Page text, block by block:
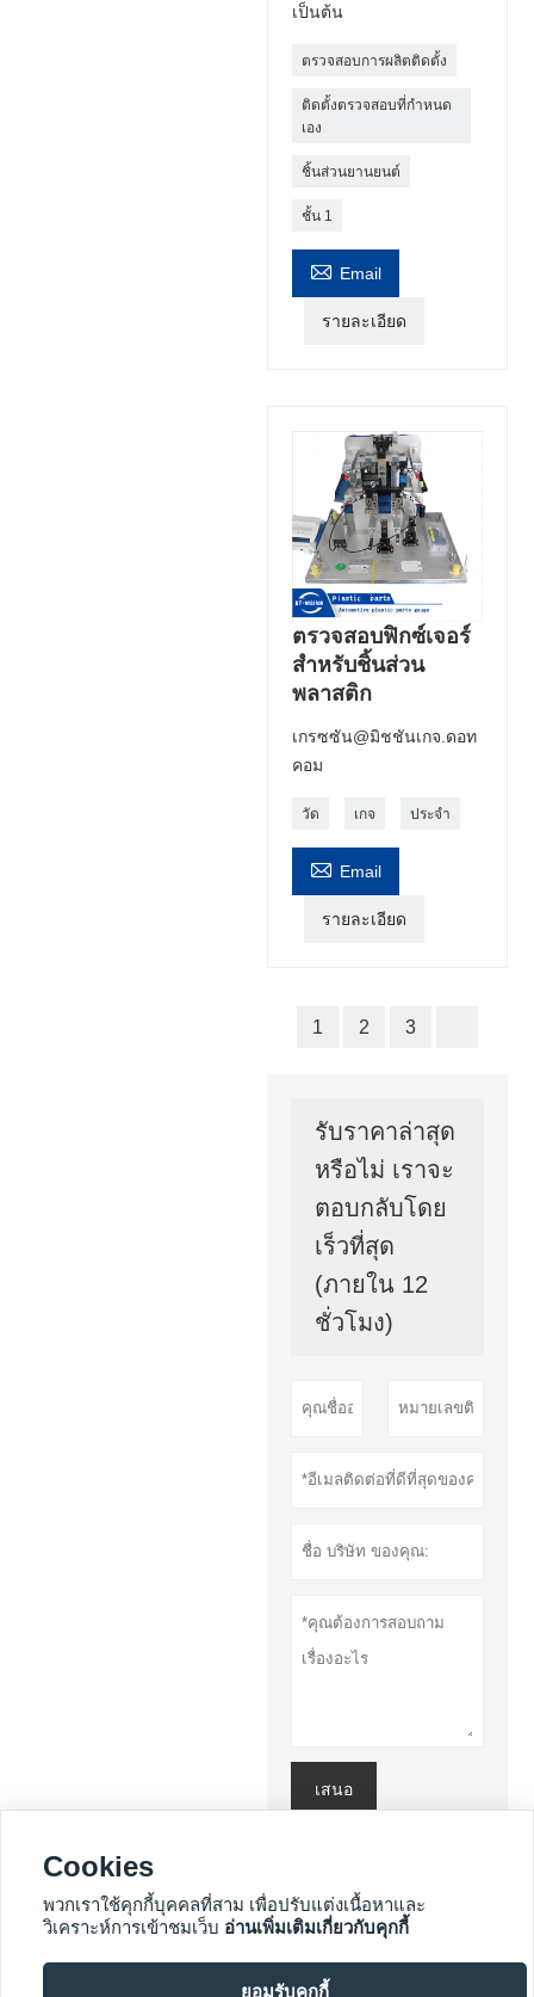
เป็นต้น
ตรวจสอบการผลิตติดตั้ง
ติดตั้งตรวจสอบที่กำหนด
เอง
ชิ้นส่วนยานยนต์
ชั้น 1
 Email
รายละเอียด
ตรวจสอบฟิกซ์เจอร์
สำหรับชิ้นส่วน
พลาสติก
เกรซซัน@มิชชันเกจ.ดอท
คอม
วัด เกจ ประจำ
 Email
รายละเอียด
1 2 3
รับราคาล่าสุด
หรือไม่ เราจะ
ตอบกลับโดย
เร็วที่สุด
(ภายใน 12
ชั่วโมง)
เสนอ
บริการเพิ่มเติม
Cookies
พวกเราใช้คุกกี้บุคคลที่สาม เพื่อปรับแต่งเนื้อหาและ
วิเคราะห์การเข้าชมเว็บ อ่านเพิ่มเติมเกี่ยวกับคุกกี้
ยอมรับคุกกี้